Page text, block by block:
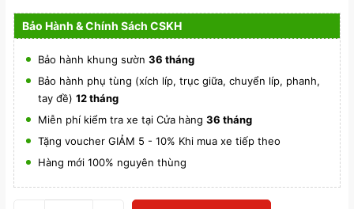
Bảo Hành & Chính Sách CSKH
Bảo hành khung sườn 36 tháng
Bảo hành phụ tùng (xích líp, trục giữa, chuyển líp, phanh,
tay đề) 12 tháng
Miễn phí kiểm tra xe tại Cửa hàng 36 tháng
Tặng voucher GIẢM 5 - 10% Khi mua xe tiếp theo
Hàng mới 100% nguyên thùng